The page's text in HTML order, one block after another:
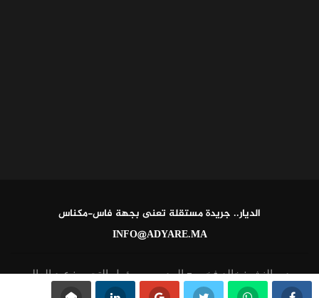
الديار.. جريدة مستقلة تعنى بجهة فاس-مكناس
INFO@ADYARE.MA
مدير النشر: خالد فخير - المدير ومسؤول التحرير: عبد العالي
القاطي